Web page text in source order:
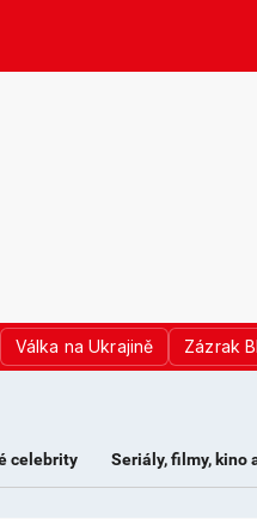
Válka na Ukrajině Zázrak
celebrity Seriály, filmy, kino